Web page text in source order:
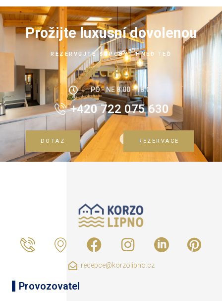
Prožijte luxusní dovolenou
REZERVUJTE SI POBYT HNED TEĎ
RECEPCE:
PO - NE 8:00 - 18:00
+420 722 075 630
DOTAZ REZERVACE
recepce@korzolipno.cz
Provozovatel